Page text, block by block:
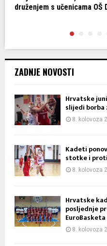
druženjem s učenicama OŠ
ZADNJE NOVOSTI
Hrvatske
slijedi borba
8. kolovoza
Kadeti
stotke i
8. kolovoza
Hrvatske
posljednje
EuroBasketa
8. kolovoza